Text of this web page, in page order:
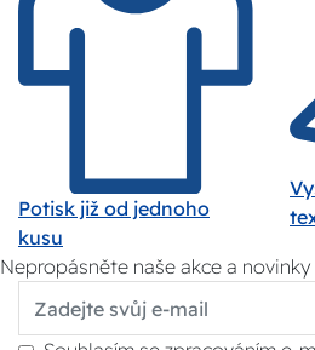
Potisk již od jednoho
kusu
Nepropásněte naše akce a novinky